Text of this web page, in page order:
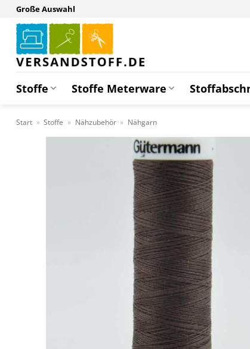
Zum
Inhalt
springen
Große Auswahl
Stoffe Stoffe Meterware
Start » Stoffe » Nähzubehör » Nähgarn